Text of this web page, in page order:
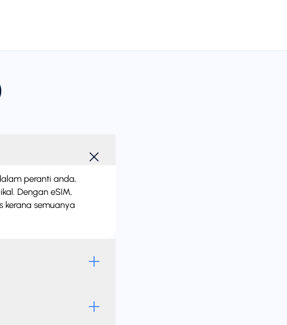
peranti anda,
Dengan eSIM,
kerana semuanya